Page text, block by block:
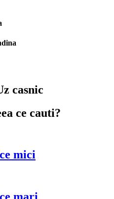
casnic
ce cauti?
mici